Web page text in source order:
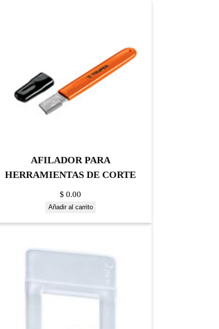
AFILADOR PARA
HERRAMIENTAS DE CORTE
$ 0.00
Añadir al carrito